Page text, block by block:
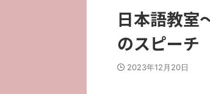
日本語教室
のスピー
2023年12月20日